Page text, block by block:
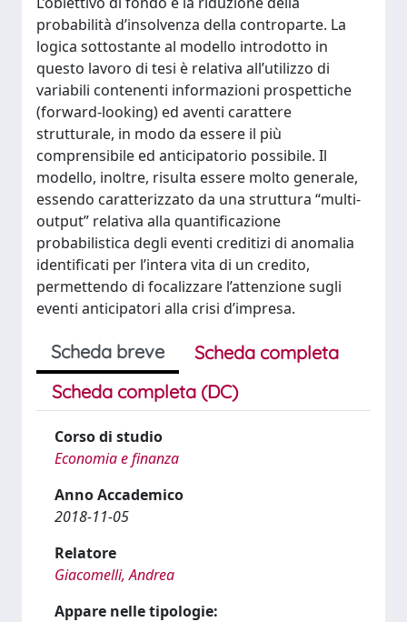
probabilità d’insolvenza della controparte. La
logica sottostante al modello introdotto in
questo lavoro di tesi è relativa all’utilizzo di
variabili contenenti informazioni prospettiche
(forward-looking) ed aventi carattere
strutturale, in modo da essere il più
comprensibile ed anticipatorio possibile. Il
modello, inoltre, risulta essere molto generale,
essendo caratterizzato da una struttura “multi-
output” relativa alla quantificazione
probabilistica degli eventi creditizi di anomalia
identificati per l’intera vita di un credito,
permettendo di focalizzare l’attenzione sugli
eventi anticipatori alla crisi d’impresa.
Scheda breve
Scheda completa
Scheda completa (DC)
Corso di studio
Economia e finanza
Anno Accademico
2018-11-05
Relatore
Giacomelli, Andrea
Appare nelle tipologie: